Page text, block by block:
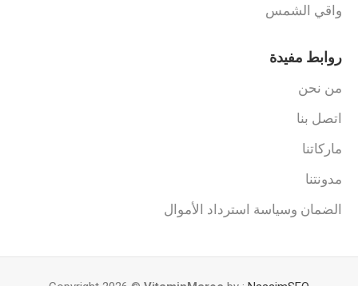
واقي الشمس
روابط مفيدة
من نحن
اتصل بنا
ماركاتنا
مدونتنا
الضمان وسياسة استرداد الأموال